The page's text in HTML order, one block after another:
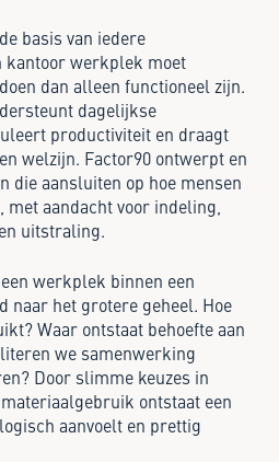
basis van iedere
kantoor werkplek moet
dan alleen functioneel zijn.
dagelijkse
productiviteit en draagt
welzijn. Factor90 ontwerpt en
die aansluiten op hoe mensen
aandacht voor indeling,
uitstraling.
werkplek binnen een
naar het grotere geheel. Hoe
Waar ontstaat behoefte aan
we samenwerking
Door slimme keuzes in
ontstaat een
aanvoelt en prettig